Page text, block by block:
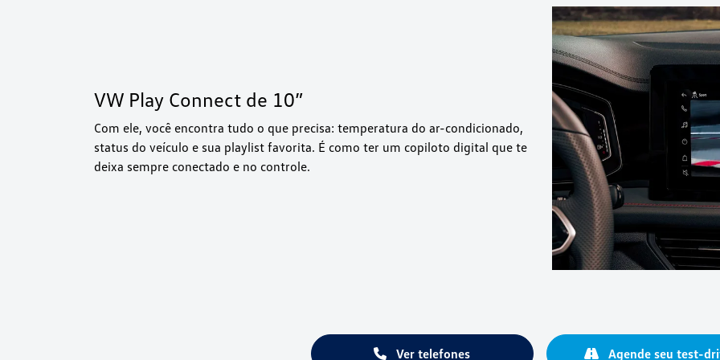
VW Play Connect de 10”
Com ele, você encontra tudo o que precisa: temperatura do ar-condicionado,
status do veículo e sua playlist favorita. É como ter um copiloto digital que te
deixa sempre conectado e no controle.
Ver telefones Agende seu test-